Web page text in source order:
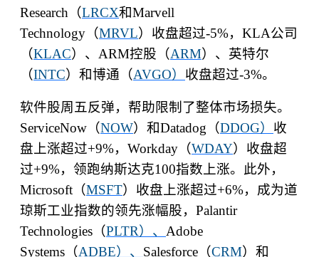
Research （LRCX和Marvell
Technology （MRVL）收盘超过-5%， KLA公司
（KLAC）、 ARM控股（ARM）、英特尔
（INTC）和博通（AVGO） 收盘超过-3%。
软件股周五反弹，帮助限制了整体市场损失。
ServiceNow （NOW）和Datadog （DDOG） 收
盘上涨超过+9%， Workday （WDAY）收盘超
过+9%，领跑纳斯达克100指数上涨。此外，
Microsoft （MSFT）收盘上涨超过+6%，成为道
琼斯工业指数的领先涨幅股， Palantir
Technologies （PLTR）、 Adobe
Systems （ADBE）、 Salesforce （CRM）和